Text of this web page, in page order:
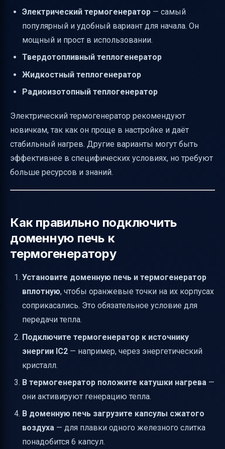
Электрический термогенератор — самый
популярный и удобный вариант для начала. Он
мощный и прост в использовании.
Твердотопливный теплогенератор
Жидкостный теплогенератор
Радиоизотопный теплогенератор
Электрический термогенератор рекомендуют
новичкам, так как он проще в настройке и даёт
стабильный нагрев. Другие варианты могут быть
эффективнее в специфических условиях, но требуют
больше ресурсов и знаний.
Как правильно подключить
доменную печь к
термогенератору
Установите доменную печь и термогенератор
вплотную, чтобы оранжевые точки на их корпусах
соприкасались. Это обязательное условие для
передачи тепла.
Подключите термогенератор к источнику
энергии IC2 — например, через энергетический
кристалл.
В термогенератор положите катушки нагрева —
они активируют генерацию тепла.
В доменную печь загрузите капсулы сжатого
воздуха — для плавки одного железного слитка
понадобится 6 капсул.